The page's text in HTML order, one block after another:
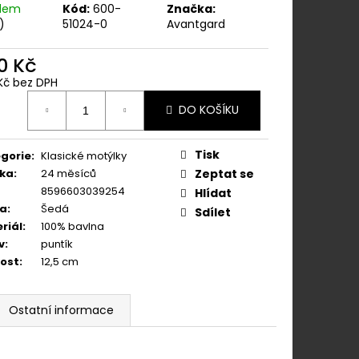
Kód: 600-
51024-0
Značka:
Avantgard
Kč
bez DPH
DO KOŠÍKU
: Klasické motýlky
:
24 měsíců
8596603039254
:
Šedá
:
100% bavlna
:
puntík
: 12,5 cm
Tisk
Zeptat se
Hlídat
Sdílet
Ostatní informace
KŮŽE 886-